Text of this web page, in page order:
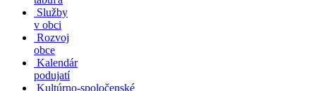
Služby
v obci
Rozvoj
obce
Kalendár
podujatí
Kultúrno-spoločenské